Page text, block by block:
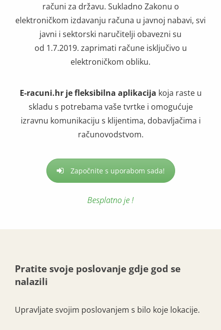
računi za državu. Sukladno Zakonu o
elektroničkom izdavanju računa u javnoj nabavi, svi
javni i sektorski naručitelji obavezni su
od 1.7.2019. zaprimati račune isključivo u
elektroničkom obliku.
E-racuni.hr je fleksibilna aplikacija koja raste u
skladu s potrebama vaše tvrtke i omogućuje
izravnu komunikaciju s klijentima, dobavljačima i
računovodstvom.
Započnite s uporabom sada!
Besplatno je !
Pratite svoje poslovanje gdje god se
nalazili
Upravljate svojim poslovanjem s bilo koje lokacije.